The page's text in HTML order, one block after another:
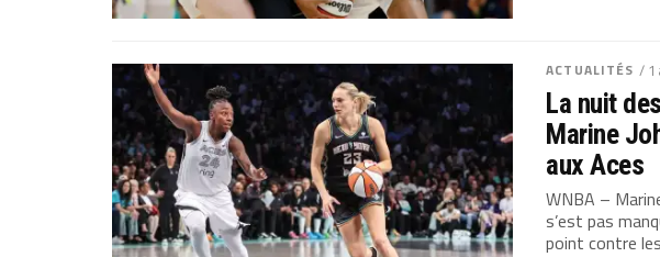
ACTUALITÉS / 1
La nuit
Marine
aux Aces
WNBA –
s’est pas
point contre